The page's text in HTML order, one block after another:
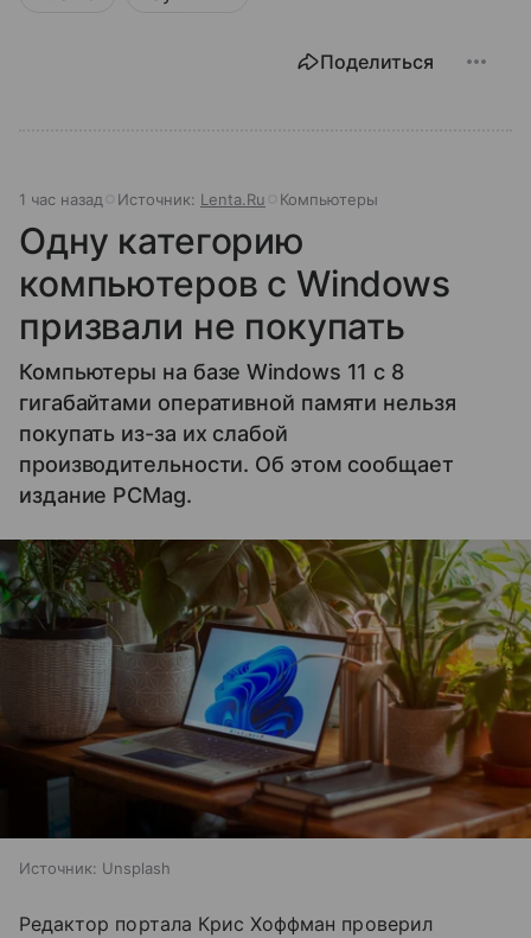
Поделиться
1 час назад Источник: Lenta.Ru Компьютеры
Одну категорию
компьютеров с Windows
призвали не покупать
Компьютеры на базе Windows 11 c 8
гигабайтами оперативной памяти нельзя
покупать из-за их слабой
производительности. Об этом сообщает
издание PCMag.
Источник: Unsplash
Редактор портала Крис Хоффман проверил